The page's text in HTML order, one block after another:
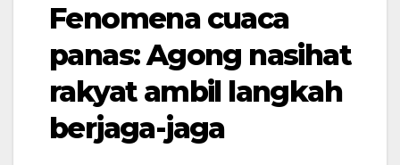
Fenomena cuaca
panas: Agong nasihat
rakyat ambil langkah
berjaga-jaga